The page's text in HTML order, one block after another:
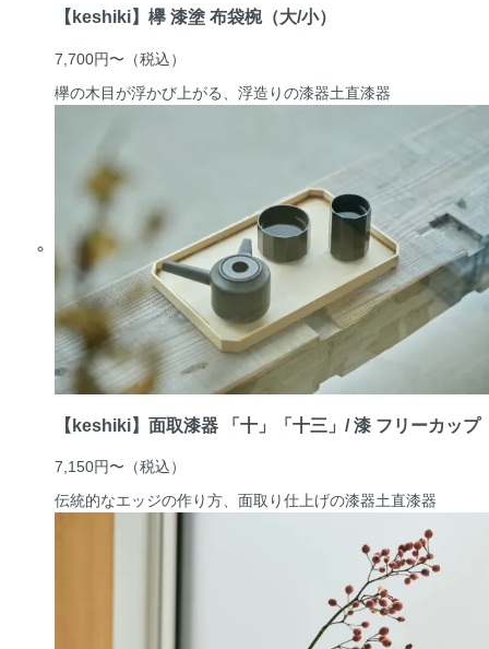
【keshiki】欅 漆塗 布袋椀（大/小）
7,700円〜 （税込）
欅の木目が浮かび上がる、浮造りの漆器土直漆器
【keshiki】面取漆器 「十」「十三」/ 漆 フリーカップ
7,150円〜 （税込）
伝統的なエッジの作り方、面取り仕上げの漆器土直漆器